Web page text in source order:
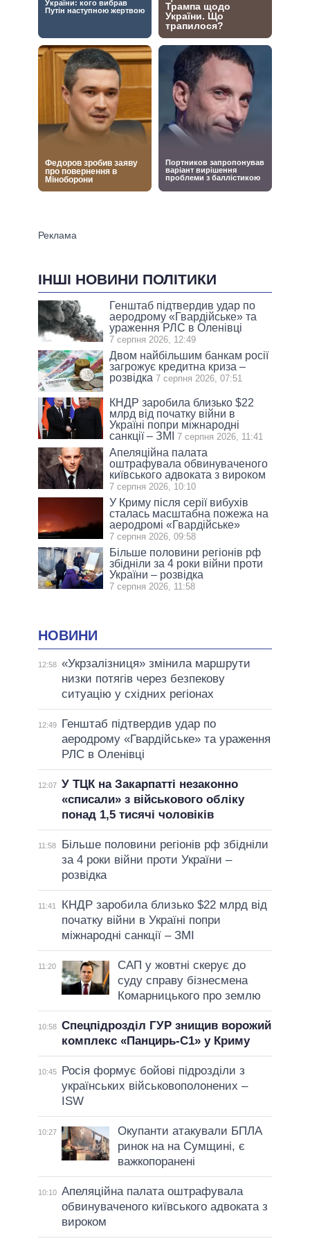
ІНШІ НОВИНИ ПОЛІТИКИ
Генштаб підтвердив удар по
аеродрому «Гвардійське» та
ураження РЛС в Оленівці
7 серпня 2026, 12:49
Двом найбільшим банкам росії
загрожує кредитна криза –
розвідка 7 серпня 2026, 07:51
КНДР заробила близько $22
млрд від початку війни в
Україні попри міжнародні
санкції – ЗМІ
7 серпня 2026, 11:41
Апеляційна палата
оштрафувала обвинуваченого
київського адвоката з вироком
7 серпня 2026, 10:10
У Криму після серії вибухів
сталась масштабна пожежа на
аеродромі «Гвардійське»
7 серпня 2026, 09:58
Більше половини регіонів рф
збідніли за 4 роки війни проти
України – розвідка
7 серпня 2026, 11:58
НОВИНИ
12:58 «Укрзалізниця» змінила маршрути
низки потягів через безпекову
ситуацію у східних регіонах
12:49
Генштаб підтвердив удар по
аеродрому «Гвардійське» та ураження
РЛС в Оленівці
12:07 У ТЦК на Закарпатті незаконно
«списали» з військового обліку
понад 1,5 тисячі чоловіків
11:58
Більше половини регіонів рф збідніли
за 4 роки війни проти України –
розвідка
11:41
КНДР заробила близько $22 млрд від
початку війни в Україні попри
міжнародні санкції – ЗМІ
11:20
САП у жовтні скерує до
суду справу бізнесмена
Комарницького про землю
10:58 Спецпідрозділ ГУР знищив ворожий
комплекс «Панцирь-С1» у Криму
10:45
Росія формує бойові підрозділи з
українських військовополонених –
ISW
10:27
Окупанти атакували БПЛА
ринок на на Сумщині, є
важкопоранені
10:10 Апеляційна палата оштрафувала
обвинуваченого київського адвоката з
вироком